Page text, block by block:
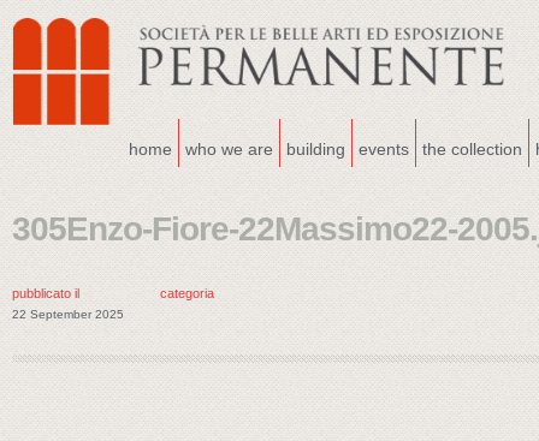
home who we are building events the collection
305Enzo-Fiore-22Massimo22-
pubblicato il
22 September 2025
categoria